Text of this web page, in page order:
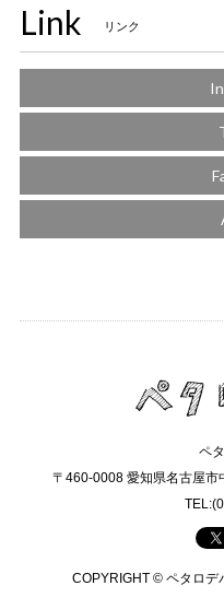
Link リンク
ペ
〒460-0008 愛知県名古屋
COPYRIGHT © ペタロデ